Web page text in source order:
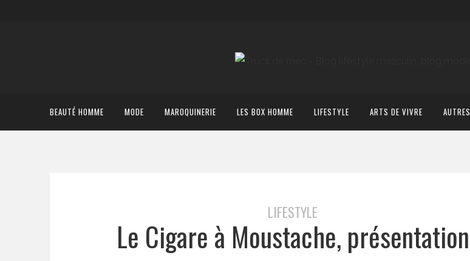
BEAUTÉ HOMME MODE MAROQUINERIE LES BOX HOMME LIFESTYLE ARTS DE VIVRE AUTRES
LIFESTYLE
Le Cigare à Moustache, présentation